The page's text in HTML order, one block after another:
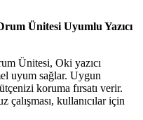
Ünitesi Uyumlu Yazıcı
Ünitesi, Oki yazıcı
uyum sağlar. Uygun
koruma fırsatı verir.
çalışması, kullanıcılar için